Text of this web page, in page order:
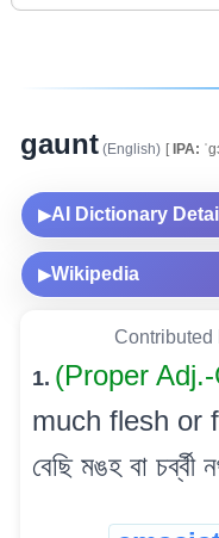
gaunt (English) [IPA:
▶AI Dictionary
▶Wikipedia
Contributed
1. (Proper
much flesh or
বেছি মঙহ বা